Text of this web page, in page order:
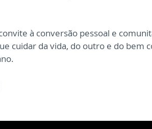
à conversão pessoal e
cuidar da vida, do outro e do bem